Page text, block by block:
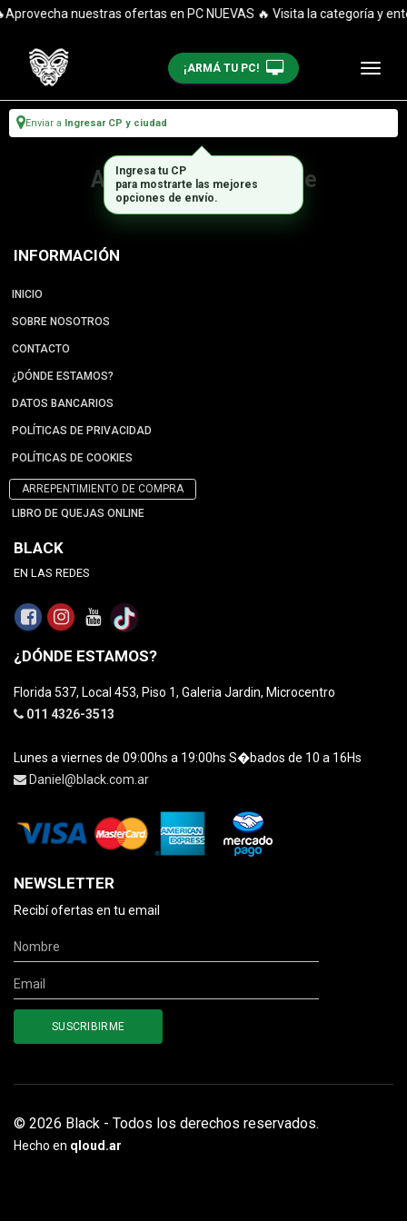
nuestras ofertas en PC NUEVAS 🔥 Visita la categoría y
¡ARMÁ TU PC!
Enviar a Ingresar CP y ciudad
Artículo no disponible
INFORMACIÓN
INICIO
SOBRE NOSOTROS
CONTACTO
¿DÓNDE ESTAMOS?
DATOS BANCARIOS
POLÍTICAS DE PRIVACIDAD
POLÍTICAS DE COOKIES
ARREPENTIMIENTO DE COMPRA
LIBRO DE QUEJAS ONLINE
BLACK
EN LAS REDES
¿DÓNDE ESTAMOS?
Florida 537, Local 453, Piso 1, Galeria Jardin, Microcentro
011 4326-3513
Lunes a viernes de 09:00hs a 19:00hs S�bados de 10 a 16Hs
Daniel@black.com.ar
NEWSLETTER
Recibí ofertas en tu email
© 2026 Black - Todos los derechos reservados.
Hecho en qloud.ar
Ingresa tu CP
para mostrarte las mejores
opciones de envío.